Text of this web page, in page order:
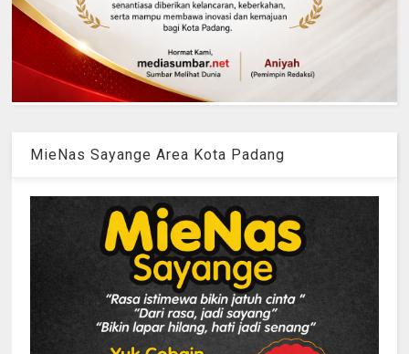
MieNas Sayange Area Kota Padang